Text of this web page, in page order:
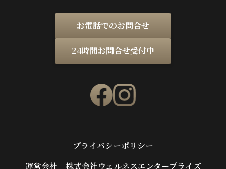
お電話でのお問合せ
24時間お問合せ受付中
プライバシーポリシー
運営会社 株式会社ウェルネスエンタープライズ